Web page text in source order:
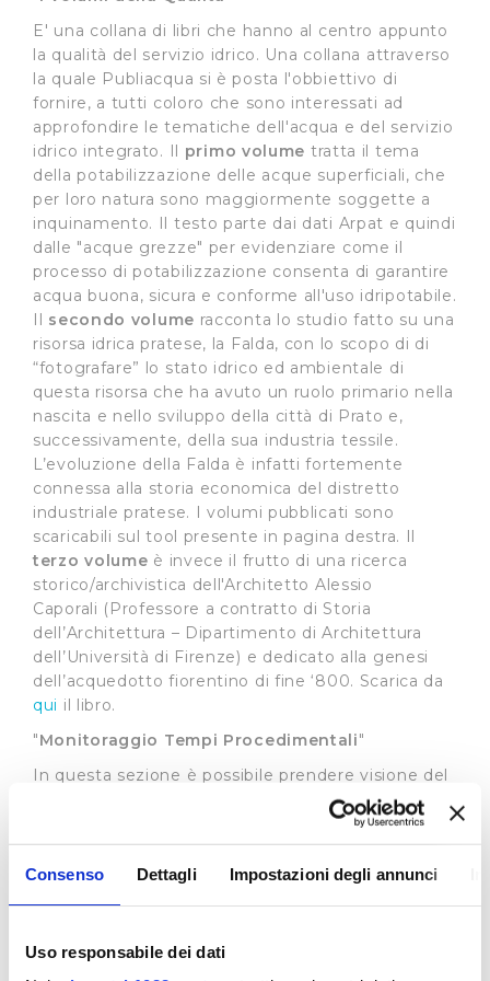
Consenso Dettagli Impostazioni degli annunci
Uso responsabile dei dati
E' una collana di libri che hanno al centro appunto
la qualità del servizio idrico. Una collana attraverso
la quale Publiacqua si è posta l'obbiettivo di
fornire, a tutti coloro che sono interessati ad
approfondire le tematiche dell'acqua e del servizio
idrico integrato. Il primo volume tratta il tema
della potabilizzazione delle acque superficiali, che
per loro natura sono maggiormente soggette a
inquinamento. Il testo parte dai dati Arpat e quindi
dalle "acque grezze" per evidenziare come il
processo di potabilizzazione consenta di garantire
acqua buona, sicura e conforme all'uso idripotabile.
Il secondo volume racconta lo studio fatto su una
risorsa idrica pratese, la Falda, con lo scopo di di
“fotografare” lo stato idrico ed ambientale di
questa risorsa che ha avuto un ruolo primario nella
nascita e nello sviluppo della città di Prato e,
successivamente, della sua industria tessile.
L’evoluzione della Falda è infatti fortemente
connessa alla storia economica del distretto
industriale pratese. I volumi pubblicati sono
scaricabili sul tool presente in pagina destra. Il
terzo volume è invece il frutto di una ricerca
storico/archivistica dell'Architetto Alessio
Caporali (Professore a contratto di Storia
dell’Architettura – Dipartimento di Architettura
dell’Università di Firenze) e dedicato alla genesi
dell’acquedotto fiorentino di fine ‘800. Scarica da
qui il libro.
"Monitoraggio Tempi Procedimentali"
In questa sezione è possibile prendere visione del
grado di rispetto da parte del gestore dei tempi
previsti per le varie prestazioni dalla Carta del
Servizio (visualizza)
Standard di Qualità
Ambiente ha stabilito standard di qualità uguali
per tutto il territorio nazionale prevedendo la